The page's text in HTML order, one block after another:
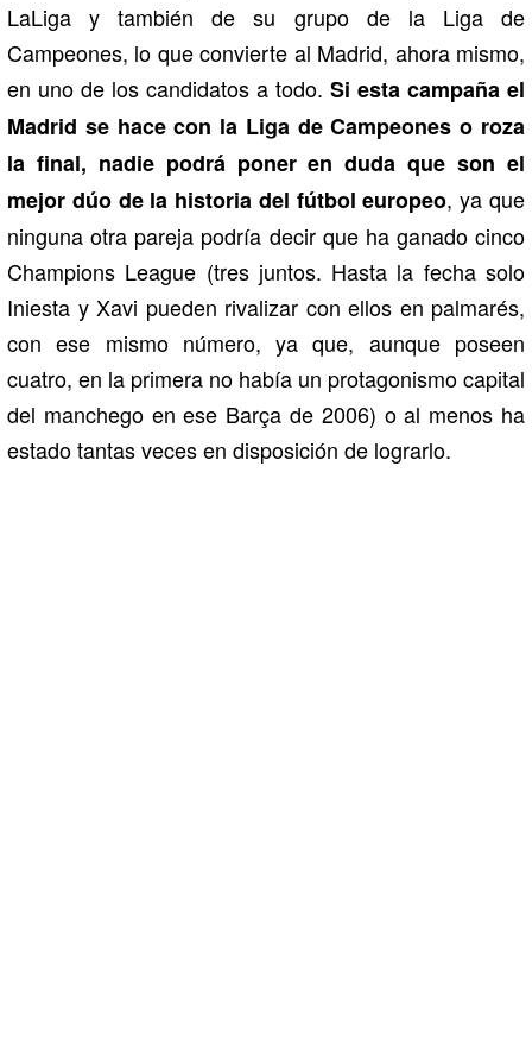
LaLiga y también de su grupo de la Liga de
Campeones, lo que convierte al Madrid, ahora mismo,
en uno de los candidatos a todo. Si esta campaña el
Madrid se hace con la Liga de Campeones o roza
la final, nadie podrá poner en duda que son el
mejor dúo de la historia del fútbol europeo, ya que
ninguna otra pareja podría decir que ha ganado cinco
Champions League (tres juntos. Hasta la fecha solo
Iniesta y Xavi pueden rivalizar con ellos en palmarés,
con ese mismo número, ya que, aunque poseen
cuatro, en la primera no había un protagonismo capital
del manchego en ese Barça de 2006) o al menos ha
estado tantas veces en disposición de lograrlo.